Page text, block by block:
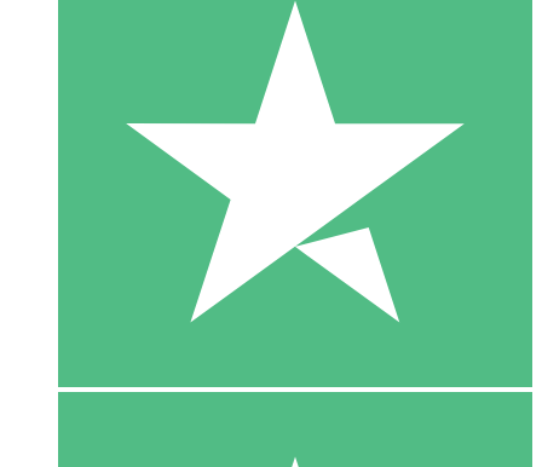
10 Descargas
20 00